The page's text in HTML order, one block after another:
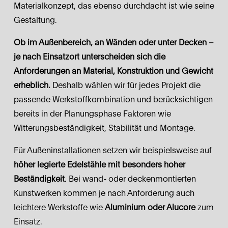
Materialkonzept, das ebenso durchdacht ist wie seine
Gestaltung.
Ob im Außenbereich, an Wänden oder unter Decken –
je nach Einsatzort unterscheiden sich die
Anforderungen an Material, Konstruktion und Gewicht
erheblich. Deshalb wählen wir für jedes Projekt die
passende Werkstoffkombination und berücksichtigen
bereits in der Planungsphase Faktoren wie
Witterungsbeständigkeit, Stabilität und Montage.
Für Außeninstallationen setzen wir beispielsweise auf
höher legierte Edelstähle mit besonders hoher
Beständigkeit. Bei wand- oder deckenmontierten
Kunstwerken kommen je nach Anforderung auch
leichtere Werkstoffe wie Aluminium oder Alucore zum
Einsatz.